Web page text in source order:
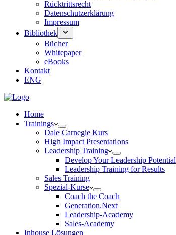
Rücktrittsrecht
Datenschutzerklärung
Impressum
Bibliothek
Bücher
Whitepaper
eBooks
Kontakt
ENG
Home
Trainings
Dale Carnegie Kurs
High Impact Presentations
Leadership Training
Develop Your Leadership Potential
Leadership Training for Results
Sales Training
Spezial-Kurse
Coach the Coach
Generation.Next
Leadership-Academy
Sales-Academy
Inhouse Lösungen